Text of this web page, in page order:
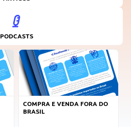
PODCASTS
COMPRA E VENDA FORA DO
BRASIL